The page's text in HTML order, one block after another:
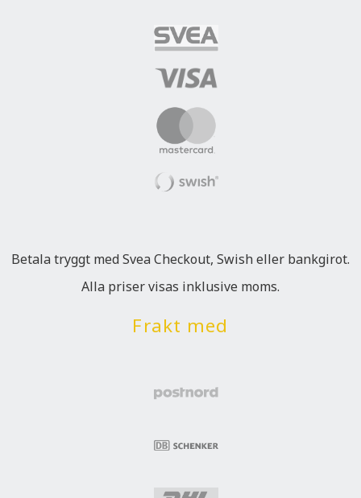
Betala tryggt med Svea Checkout, Swish eller bankgirot.
Alla priser visas inklusive moms.
Frakt med